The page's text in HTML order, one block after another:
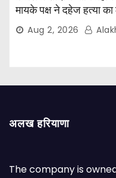
मायके पक्ष ने दहेज हत्या
Aug 2, 2026
अलख हरियाणा
The company is